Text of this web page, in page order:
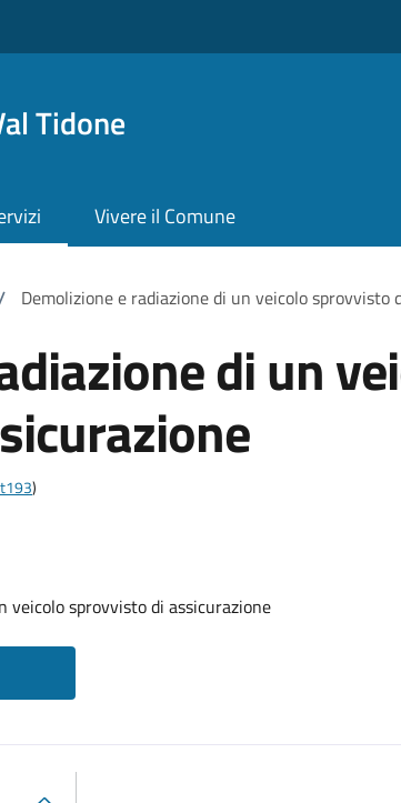
Tidone
Vivere il Comune
Demolizione e radiazione di un veicolo sprovvisto
di un
)
veicolo sprovvisto di assicurazione